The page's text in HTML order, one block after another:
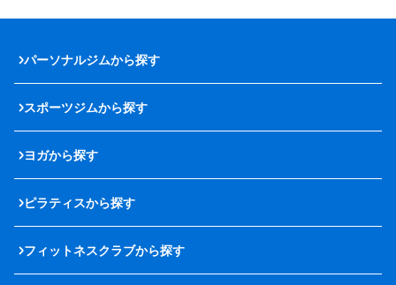
パーソナルジムから探す
スポーツジムから探す
ヨガから探す
ピラティスから探す
フィットネスクラブから探す